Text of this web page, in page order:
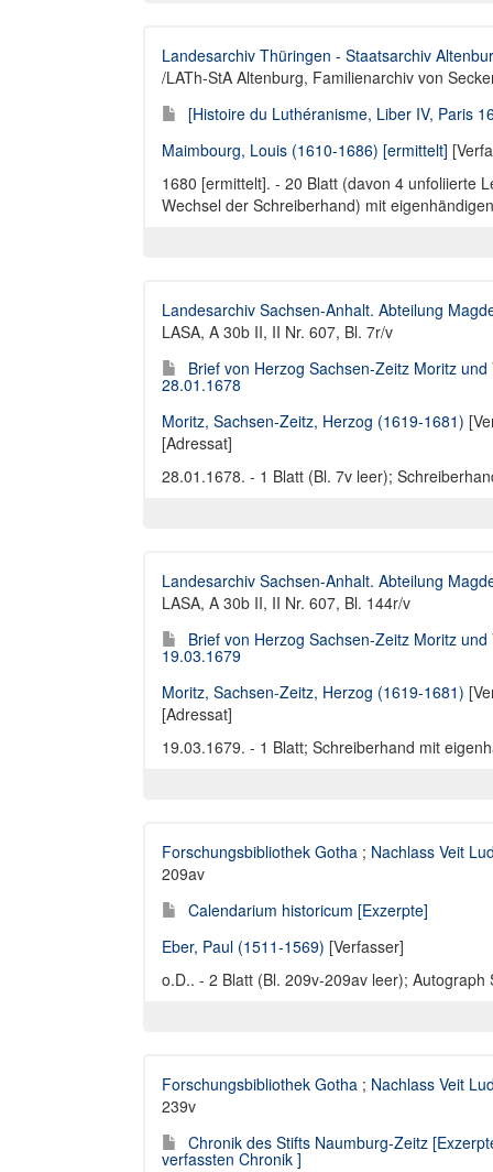
Landesarchiv Thüringen - Staatsarchiv
/LATh-StA Altenburg, Familienarchiv von
[Histoire du Luthéranisme, Liber IV, Paris
Maimbourg, Louis (1610-1686) [ermittelt]
1680 [ermittelt]. - 20 Blatt (davon 4 unfoliierte
Wechsel der Schreiberhand) mit
Landesarchiv Sachsen-Anhalt. Abteilung
LASA, A 30b II, II Nr. 607, Bl. 7r/v
Brief von Herzog Sachsen-Zeitz Moritz
28.01.1678
Moritz, Sachsen-Zeitz, Herzog (1619-1681)
[Adressat]
28.01.1678. - 1 Blatt (Bl. 7v leer);
Landesarchiv Sachsen-Anhalt. Abteilung
LASA, A 30b II, II Nr. 607, Bl. 144r/v
Brief von Herzog Sachsen-Zeitz Moritz
19.03.1679
Moritz, Sachsen-Zeitz, Herzog (1619-1681)
[Adressat]
19.03.1679. - 1 Blatt; Schreiberhand mit
Forschungsbibliothek Gotha ; Nachlass Veit
209av
Calendarium historicum [Exzerpte]
Eber, Paul (1511-1569) [Verfasser]
o.D.. - 2 Blatt (Bl. 209v-209av leer); Autograph
Forschungsbibliothek Gotha ; Nachlass Veit
239v
Chronik des Stifts Naumburg-Zeitz
verfassten Chronik ]